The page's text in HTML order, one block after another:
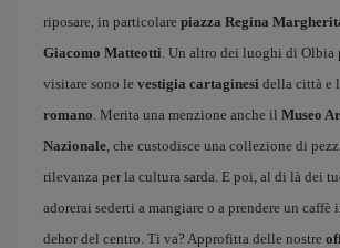
riposare, in particolare piazza Regina
Giacomo Matteotti. Un altro dei luoghi di Olbia
visitare sono le vestigia cartaginesi della città e
romano. Merita una menzione anche il Museo
Nazionale, che custodisce una collezione di
rilevanza per la cultura sarda. E poi, al di là dei
adorerai sederti a mangiare o a prendere un
dehor del centro. Ti va? Approfitta delle nostre